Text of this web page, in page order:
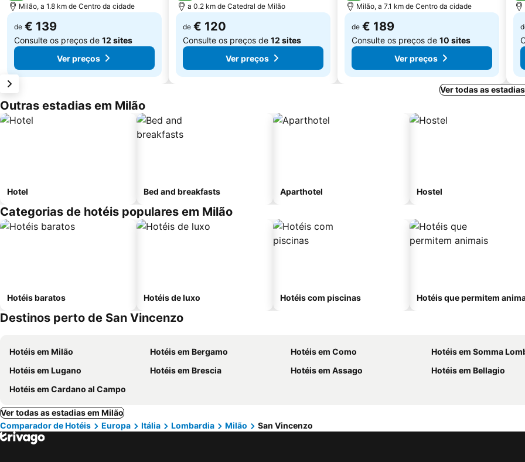
Milão, a 1.8 km de Centro da cidade
de € 139
Consulte os preços de 12 sites
Ver preços
a 0.2 km de Catedral de Milão
de € 120
Consulte os preços de 12 sites
Ver preços
Milão, a 7.1 km de Centro da cidade
de € 189
Consulte os preços de 10 sites
Ver preços
Ver todas as
Outras estadias em Milão
Hotel Bed and breakfasts Aparthotel Hostel
Categorias de hotéis populares em Milão
Hotéis baratos Hotéis de luxo Hotéis com piscinas Hotéis que permitem
Destinos perto de San Vincenzo
Hotéis em Milão Hotéis em Bergamo Hotéis em Como
Hotéis em Somma
Hotéis em Lugano
Hotéis em Brescia Hotéis em Assago
Hotéis em Bellagio
Hotéis em Cardano al Campo
Ver todas as estadias em Milão
Comparador de Hotéis
Europa Itália Lombardia Milão San Vincenzo